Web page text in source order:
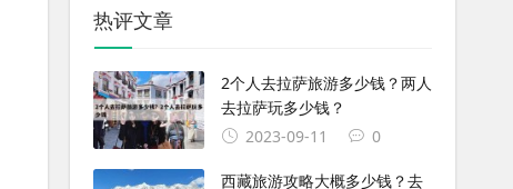
热评文章
2个人去拉萨旅游多少钱？两人
去拉萨玩多少钱？
2023-09-11
0
西藏旅游攻略大概多少钱？去